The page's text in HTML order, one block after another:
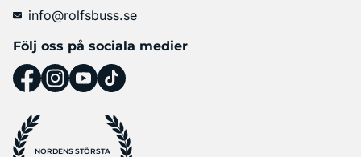
info@rolfsbuss.se
Följ oss på sociala medier
NORDENS STÖRSTA